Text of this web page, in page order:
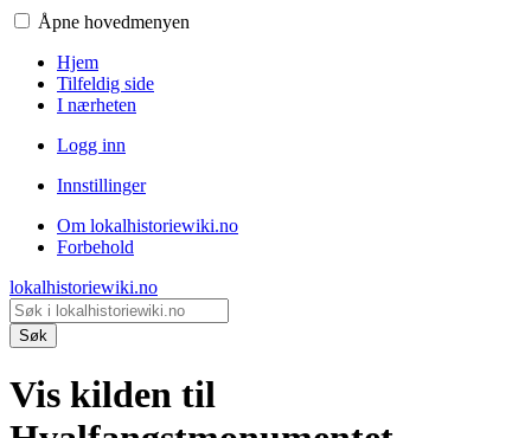
Åpne hovedmenyen
Hjem
Tilfeldig side
I nærheten
Logg inn
Innstillinger
Om lokalhistoriewiki.no
Forbehold
lokalhistoriewiki.no
Søk
Vis kilden til